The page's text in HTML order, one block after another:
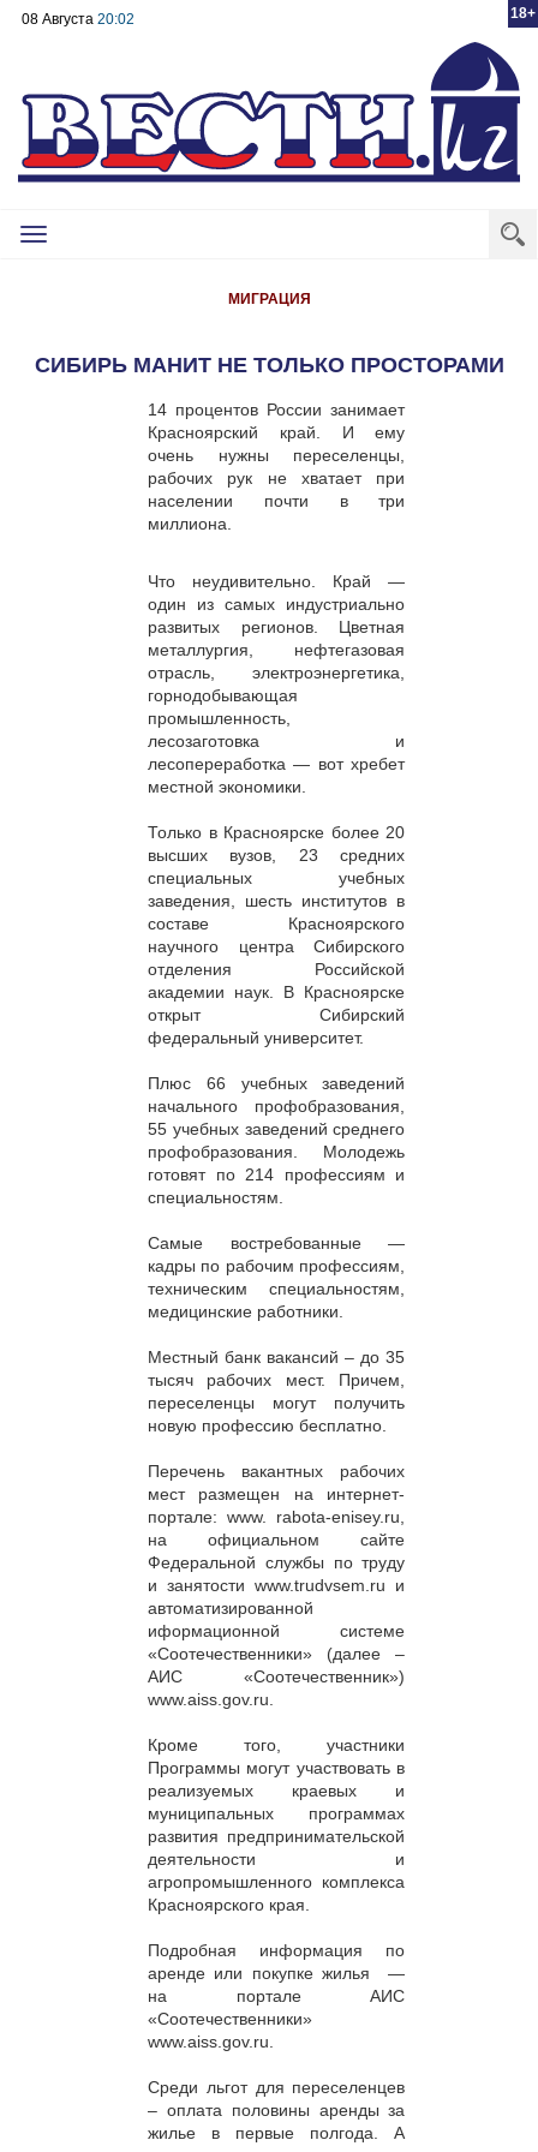
18+
08 Августа 20:02
Toggle
МИГРАЦИЯ
СИБИРЬ МАНИТ НЕ ТОЛЬКО ПРОСТОРАМИ
14 процентов России занимает
Красноярский край. И ему
очень нужны переселенцы,
рабочих рук не хватает при
населении почти в три
миллиона.
Что неудивительно. Край —
один из самых индустриально
развитых регионов. Цветная
металлургия, нефтегазовая
отрасль, электроэнергетика,
горнодобывающая
промышленность,
лесозаготовка и
лесопереработка — вот хребет
местной экономики.
Только в Красноярске более 20
высших вузов, 23 средних
специальных учебных
заведения, шесть институтов в
составе Красноярского
научного центра Сибирского
отделения Российской
академии наук. В Красноярске
открыт Сибирский
федеральный университет.
Плюс 66 учебных заведений
начального профобразования,
55 учебных заведений среднего
профобразования. Молодежь
готовят по 214 профессиям и
специальностям.
Самые востребованные —
кадры по рабочим профессиям,
техническим специальностям,
медицинские работники.
Местный банк вакансий – до 35
тысяч рабочих мест. Причем,
переселенцы могут получить
новую профессию бесплатно.
Перечень вакантных рабочих
мест размещен на интернет-
портале: www. rabota-enisey.ru,
на официальном сайте
Федеральной службы по труду
и занятости www.trudvsem.ru и
автоматизированной
иформационной системе
«Соотечественники» (далее –
АИС «Соотечественник»)
www.aiss.gov.ru.
Кроме того, участники
Программы могут участвовать в
реализуемых краевых и
муниципальных программах
развития предпринимательской
деятельности и
агропромышленного комплекса
Красноярского края.
Подробная информация по
аренде или покупке жилья
—
на портале АИС
«Соотечественники»
www.aiss.gov.ru.
Среди льгот для переселенцев
– оплата половины аренды за
жилье в первые полгода. А